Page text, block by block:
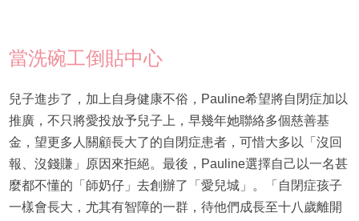
當洗碗工倒貼中心
兒子進步了，加上自身健康不俗，Pauline希望將自閉症加以
推廣，不只將愛投放予兒子上，早幾年她聯絡多個慈善基
金，望更多人關顧長大了的自閉症患者，可惜大多以「沒回
報、沒錢賺」原因來拒絕。最後，Pauline選擇自己以一名甚
麼都不懂的「師奶仔」去創辦了「愛兒城」。「自閉症孩子
一樣會長大，尤其有智障的一群，待他們成長至十八歲離開